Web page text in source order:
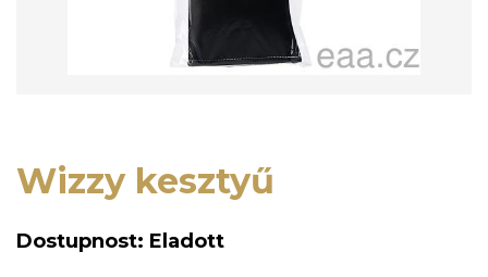
Wizzy kesztyű
Dostupnost: Eladott